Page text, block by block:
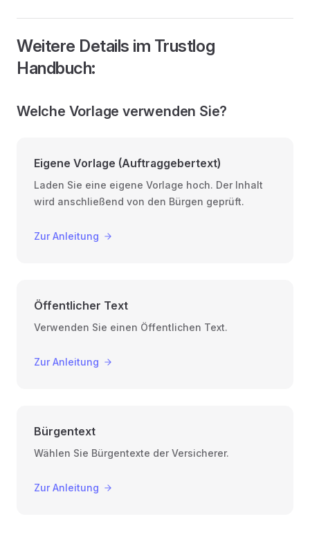
Weitere Details im Trustlog
Handbuch:
Welche Vorlage verwenden Sie?
Eigene Vorlage (Auftraggebertext)
Laden Sie eine eigene Vorlage hoch. Der Inhalt
wird anschließend von den Bürgen geprüft.
Zur Anleitung
Öffentlicher Text
Verwenden Sie einen Öffentlichen Text.
Zur Anleitung
Bürgentext
Wählen Sie Bürgentexte der Versicherer.
Zur Anleitung